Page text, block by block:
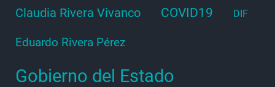
Claudia Rivera Vivanco COVID19 DIF
Eduardo Rivera Pérez
Gobierno del Estado